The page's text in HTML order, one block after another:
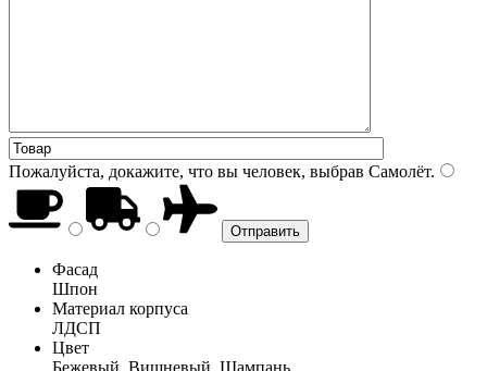
Пожалуйста, докажите, что вы человек, выбрав Самолёт.
Фасад
Шпон
Материал корпуса
ЛДСП
Цвет
Бежевый, Вишневый, Шампань